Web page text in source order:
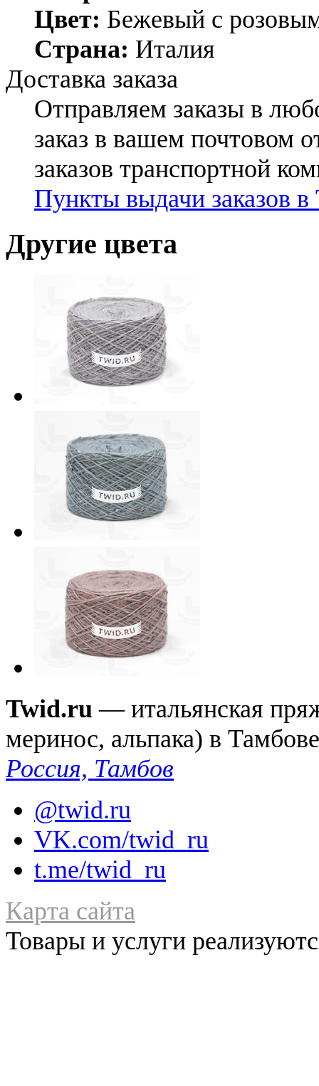
Цвет: Бежевый с
Страна: Италия
Доставка заказа
Отправляем заказы в
заказ в вашем почтовом
заказов транспортной
Пункты выдачи заказов в
Другие цвета
Twid.ru — итальянская
меринос, альпака) в Тамбове
Россия, Тамбов
@twid.ru
VK.com/twid_ru
t.me/twid_ru
Карта сайта
Товары и услуги